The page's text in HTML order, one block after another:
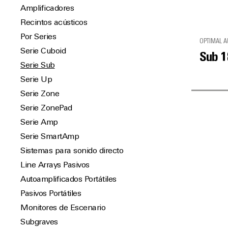
Amplificadores
Recintos acústicos
Por Series
Serie Cuboid
Serie Sub
Serie Up
Serie Zone
Serie ZonePad
Serie Amp
Serie SmartAmp
Sistemas para sonido directo
Line Arrays Pasivos
Autoamplificados Portátiles
Pasivos Portátiles
Monitores de Escenario
Subgraves
OPTIMAL
Sub